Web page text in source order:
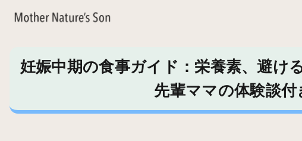
妊娠中期の食事ガイド：栄養素、避け
先輩ママの体験談付